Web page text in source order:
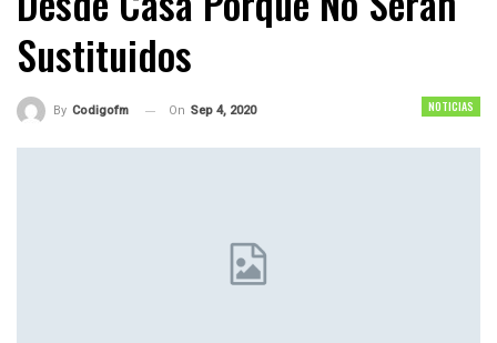
Sustituidos
NOTICIAS
By Codigofm On Sep 4, 2020